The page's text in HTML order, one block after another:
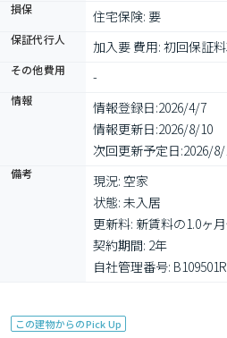
損保 住宅保険: 要
保証代行人 加入要 費用: 初回保証
その他費用 -
情報 情報登録日:2026/4/7
情報更新日:2026/8/10
次回更新予定日:2026/
備考
現況: 空家
状態: 未入居
更新料: 新賃料の1.0ヶ
契約期間: 2年
自社管理番号:
この建物からのPick Up